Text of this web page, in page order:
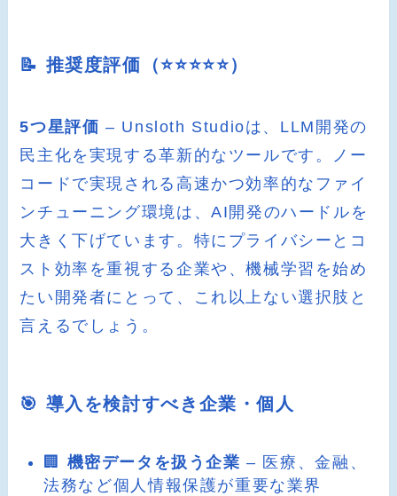
📝 推奨度評価（⭐️⭐️⭐️⭐️⭐️）
5つ星評価 – Unsloth Studioは、LLM開発の
民主化を実現する革新的なツールです。ノー
コードで実現される高速かつ効率的なファイ
ンチューニング環境は、AI開発のハードルを
大きく下げています。特にプライバシーとコ
スト効率を重視する企業や、機械学習を始め
たい開発者にとって、これ以上ない選択肢と
言えるでしょう。
🎯 導入を検討すべき企業・個人
🏢 機密データを扱う企業 – 医療、金融、
法務など個人情報保護が重要な業界